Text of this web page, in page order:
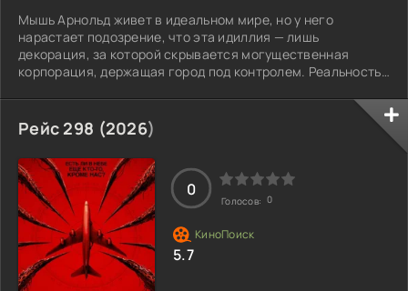
Мышь Арнольд живет в идеальном мире, но у него
нарастает подозрение, что эта идиллия — лишь
декорация, за которой скрывается могущественная
корпорация, держащая город под контролем. Реальность
правдой. Чтобы выбраться из этого безумного спектакля,
Арнольду нужно бросить вызов системе и разложить по
полочкам, что на самом деле происходит. Он осознает,
что истинная свобода требует смелости, и готов рискнуть
всем ради раскрытия правды. Но насколько
Рейс 298 (2026)
0
Голосов: 0
5.7